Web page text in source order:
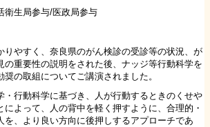
生局参与/医政局参与
りやすく、奈良県のがん検診の受診等の状況、が
の重要性の説明をされた後、ナッジ等行動科学を
の取組についてご講演されました。
・行動科学に基づき、人が行動するときのくせや
よって、人の背中を軽く押すように、合理的・
を、より良い方向に後押しするアプローチであ